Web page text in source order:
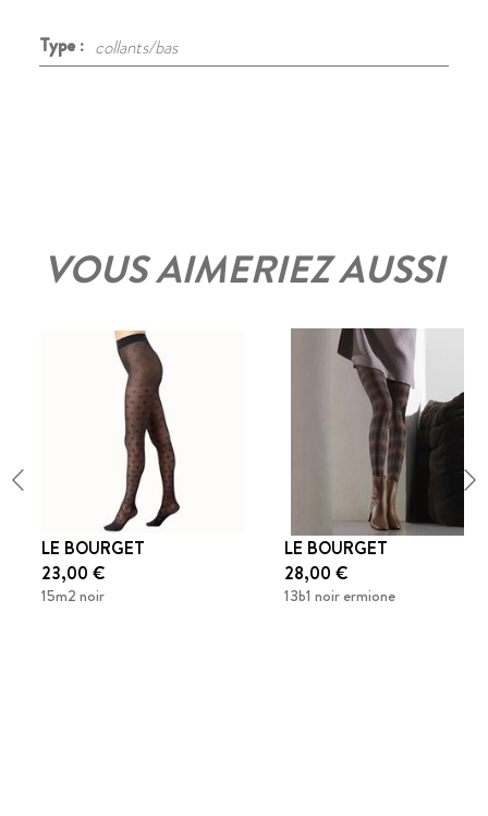
Type : collants/bas
VOUS AIMERIEZ AUSSI
LE BOURGET
23,00 €
15m2 noir
LE BOURGET
28,00 €
13b1 noir ermione